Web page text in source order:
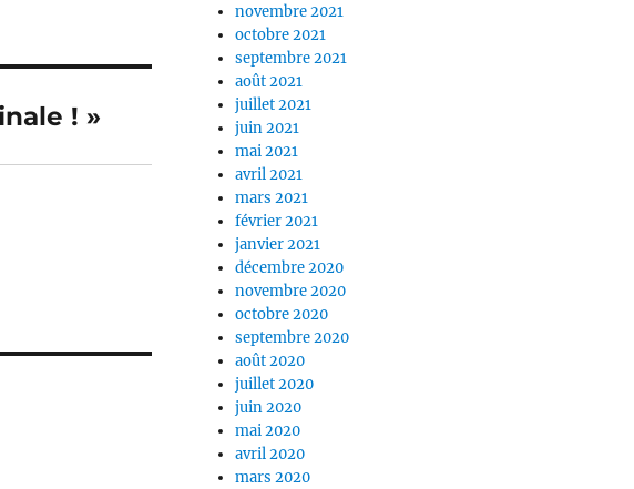
! »
novembre 2021
octobre 2021
septembre 2021
août 2021
juillet 2021
juin 2021
mai 2021
avril 2021
mars 2021
février 2021
janvier 2021
décembre 2020
novembre 2020
octobre 2020
septembre 2020
août 2020
juillet 2020
juin 2020
mai 2020
avril 2020
mars 2020